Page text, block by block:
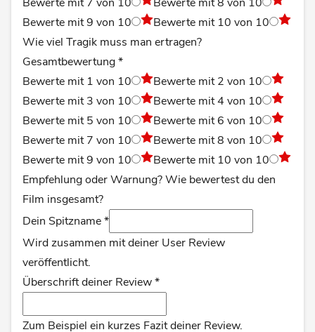
Bewerte mit 9 von 10
Bewerte mit 10 von 10
Wie viel Tragik muss man ertragen?
Gesamtbewertung*
Bewerte mit 1 von 10
Bewerte mit 2 von 10
Bewerte mit 3 von 10
Bewerte mit 4 von 10
Bewerte mit 5 von 10
Bewerte mit 6 von 10
Bewerte mit 7 von 10
Bewerte mit 8 von 10
Bewerte mit 9 von 10
Bewerte mit 10 von 10
Empfehlung oder Warnung? Wie bewertest du den
Film insgesamt?
Dein Spitzname*
Wird zusammen mit deiner User Review
veröffentlicht.
Überschrift deiner Review*
Zum Beispiel ein kurzes Fazit deiner Review.